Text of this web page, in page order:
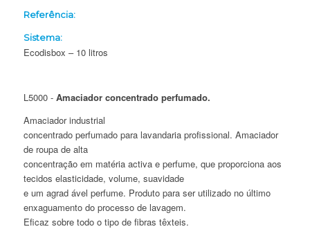
Referência:
Sistema:
Ecodisbox – 10 litros
L5000 - Amaciador concentrado perfumado.
Amaciador industrial
concentrado perfumado para lavandaria profissional. Amaciador
de roupa de alta
concentração em matéria activa e perfume, que proporciona aos
tecidos elasticidade, volume, suavidade
e um agrad ável perfume. Produto para ser utilizado no último
enxaguamento do processo de lavagem.
Eficaz sobre todo o tipo de fibras têxteis.